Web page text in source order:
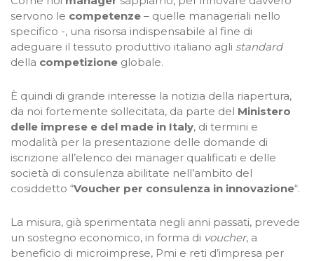
servono le competenze – quelle manageriali nello
specifico -, una risorsa indispensabile al fine di
adeguare il tessuto produttivo italiano agli standard
della competizione globale.
È quindi di grande interesse la notizia della riapertura,
da noi fortemente sollecitata, da parte del Ministero
delle imprese e del made in Italy, di termini e
modalità per la presentazione delle domande di
iscrizione all’elenco dei manager qualificati e delle
società di consulenza abilitate nell’ambito del
cosiddetto “Voucher per consulenza in innovazione“.
La misura, già sperimentata negli anni passati, prevede
un sostegno economico, in forma di voucher, a
beneficio di microimprese, Pmi e reti d’impresa per